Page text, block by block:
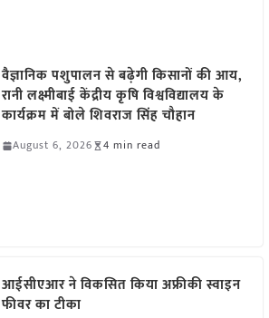
वैज्ञानिक पशुपालन से बढ़ेगी किसानों की आय,
रानी लक्ष्मीबाई केंद्रीय कृषि विश्वविद्यालय के
कार्यक्रम में बोले शिवराज सिंह चौहान
August 6, 2026 4 min read
आईसीएआर ने विकसित किया अफ्रीकी स्वाइन
फीवर का टीका